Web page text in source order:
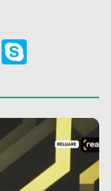
LinkedIn